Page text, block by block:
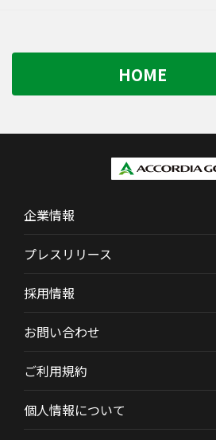
HOME
企業情報
プレスリリース
採用情報
お問い合わせ
ご利用規約
個人情報について